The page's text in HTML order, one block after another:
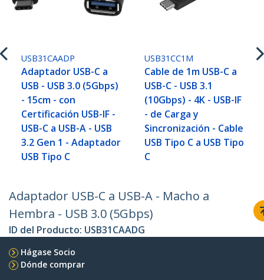
USB31CAADP
Adaptador USB-C a
USB - USB 3.0 (5Gbps)
- 15cm - con
Certificación USB-IF -
USB-C a USB-A - USB
3.2 Gen 1 - Adaptador
USB Tipo C
USB31CC1M
Cable de 1m USB-C a
USB-C - USB 3.1
(10Gbps) - 4K - USB-IF
- de Carga y
Sincronización - Cable
USB Tipo C a USB Tipo
C
Adaptador USB-C a USB-A - Macho a
Hembra - USB 3.0 (5Gbps)
ID del Producto: USB31CAADG
Hágase Socio
Dónde comprar